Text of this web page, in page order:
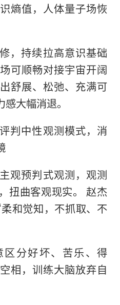
熵值，人体量子场恢
，持续拉高意识基础
可顺畅对接宇宙开阔
舒展、松弛、充满可
大幅消退。
判中性观测模式，消
观预判式观测，观测
扭曲客观现实。 赵杰
和觉知，不抓取、不
分好坏、苦乐、得
相，训练大脑放弃自